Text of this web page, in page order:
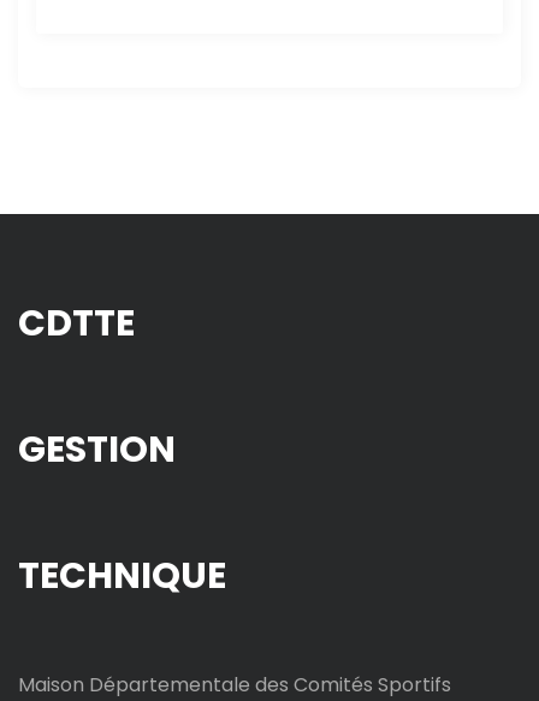
CDTTE
GESTION
TECHNIQUE
Maison Départementale des Comités Sportifs